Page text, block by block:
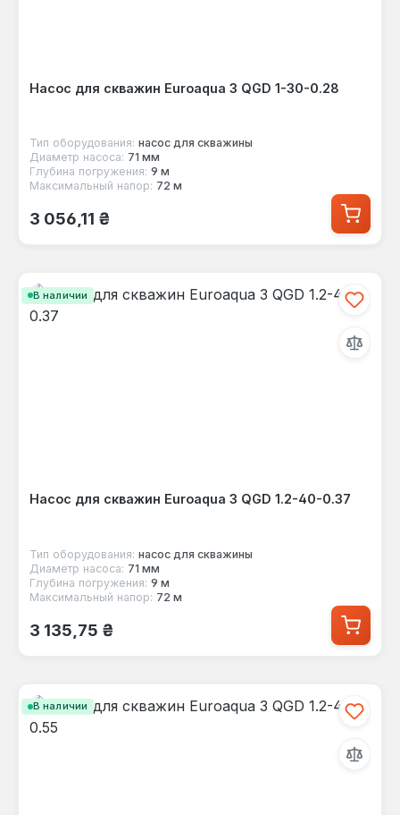
Насос для скважин Euroaqua 3 QGD 1-30-0.28
Тип оборудования: насос для скважины
Диаметр насоса: 71 мм
Глубина погружения: 9 м
Максимальный напор: 72 м
Обычная цена:
3 056,11 ₴
В наличии
Насос для скважин Euroaqua 3 QGD 1.2-40-0.37
Тип оборудования: насос для скважины
Диаметр насоса: 71 мм
Глубина погружения: 9 м
Максимальный напор: 72 м
Обычная цена:
3 135,75 ₴
В наличии